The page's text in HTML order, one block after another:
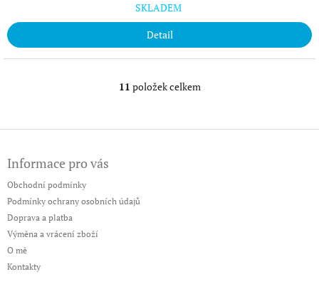
SKLADEM
Detail
O
á
11 položek celkem
Informace pro vás
Obchodní podmínky
Podmínky ochrany osobních údajů
Doprava a platba
Výměna a vrácení zboží
O mě
Kontakty